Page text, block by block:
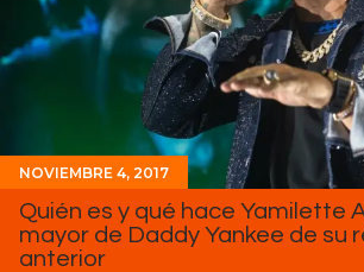
Descarga La APP
Programas
Noticias
Equipo
Sobre Nosotros
Contactos
NOVIEMBRE 4, 2017
Quién es y qué hace Yamilette
mayor de Daddy Yankee de su
anterior